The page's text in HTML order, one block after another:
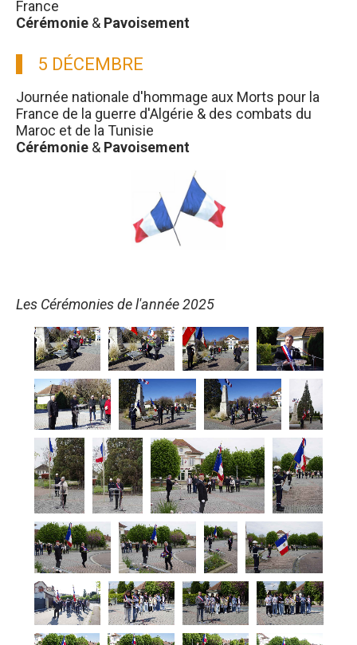
France
Cérémonie & Pavoisement
5 DÉCEMBRE
Journée nationale d'hommage aux Morts pour la
France de la guerre d'Algérie & des combats du
Maroc et de la Tunisie
Cérémonie & Pavoisement
Les Cérémonies de l'année 2025